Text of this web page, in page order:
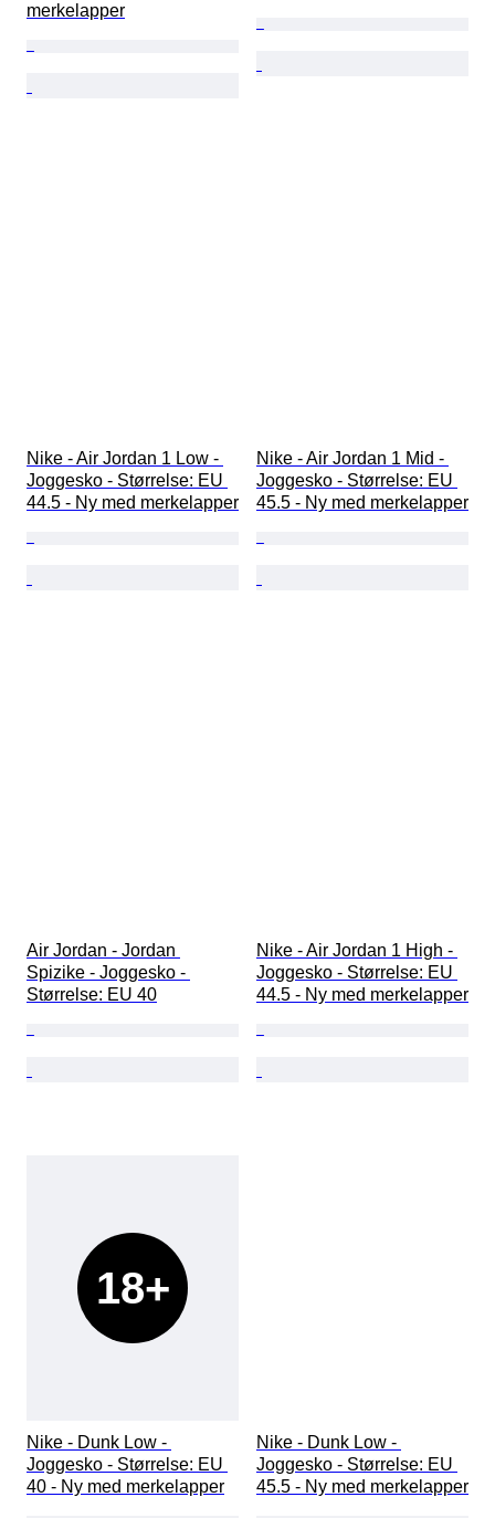
merkelapper
Nike - Air Jordan 1 Low -
Joggesko - Størrelse: EU
44.5 - Ny med merkelapper
Nike - Air Jordan 1 Mid -
Joggesko - Størrelse: EU
45.5 - Ny med merkelapper
Air Jordan - Jordan
Spizike - Joggesko -
Størrelse: EU 40
Nike - Air Jordan 1 High -
Joggesko - Størrelse: EU
44.5 - Ny med merkelapper
18+
Nike - Dunk Low -
Joggesko - Størrelse: EU
40 - Ny med merkelapper
Nike - Dunk Low -
Joggesko - Størrelse: EU
45.5 - Ny med merkelapper